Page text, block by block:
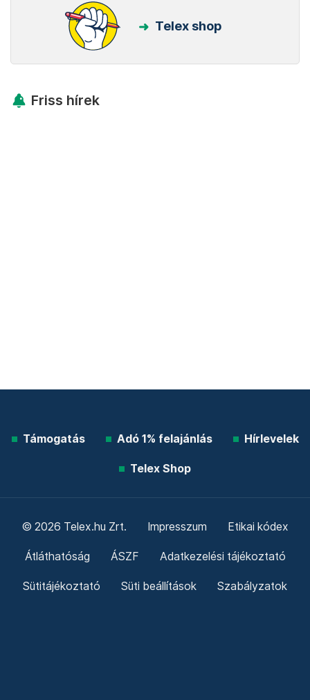
Telex shop
Friss hírek
Támogatás Adó 1% felajánlás Hírlevelek
Telex Shop
© 2026 Telex.hu Zrt. Impresszum Etikai kódex
Átláthatóság ÁSZF Adatkezelési tájékoztató
Sütitájékoztató Süti beállítások Szabályzatok